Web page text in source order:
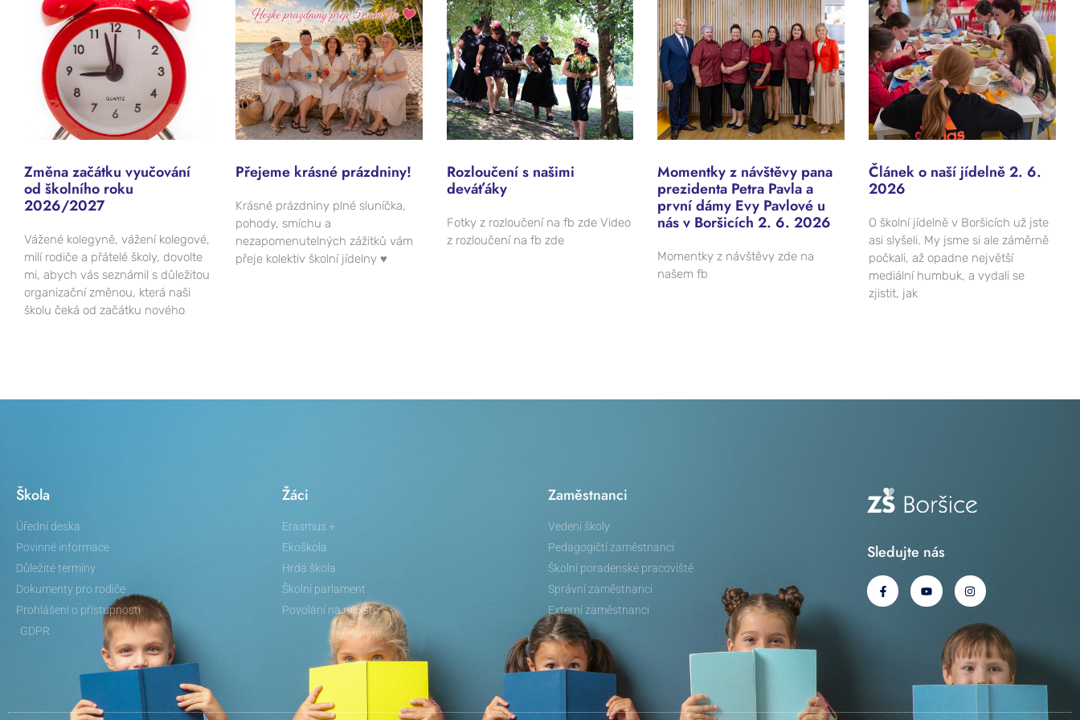
Změna začátku vyučování
od školního roku
2026/2027
Vážené kolegyně, vážení kolegové,
milí rodiče a přátelé školy, dovolte
mi, abych vás seznámil s důležitou
organizační změnou, která naši
školu čeká od začátku nového
Přejeme krásné prázdniny!
Krásné prázdniny plné sluníčka,
pohody, smíchu a
nezapomenutelných zážitků vám
přeje kolektiv školní jídelny ♥
Rozloučení s našimi
deváťáky
Fotky z rozloučení na fb zde Video
z rozloučení na fb zde
Momentky z návštěvy pana
prezidenta Petra Pavla a
první dámy Evy Pavlové u
nás v Boršicích 2. 6. 2026
Momentky z návštěvy zde na
našem fb
Článek o naší jídelně 2. 6.
2026
O školní jídelně v Boršicích už jste
asi slyšeli. My jsme si ale záměrně
počkali, až opadne největší
mediální humbuk, a vydali se
zjistit, jak
Škola
Úřední deska
Povinné informace
Důležité termíny
Dokumenty pro rodiče
Prohlášení o přístupnosti
GDPR
Žáci
Erasmus +
Ekoškola
Hrdá škola
Školní parlament
Povolání na nečisto
Zaměstnanci
Vedení školy
Pedagogičtí zaměstnanci
Školní poradenské pracoviště
Správní zaměstnanci
Externí zaměstnanci
Sledujte nás